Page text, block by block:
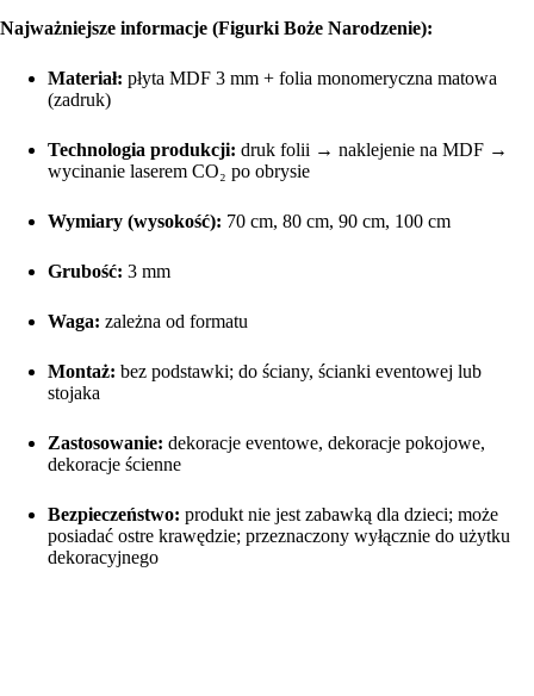
Najważniejsze informacje (Figurki Boże Narodzenie):
Materiał: płyta MDF 3 mm + folia monomeryczna matowa
(zadruk)
Technologia produkcji: druk folii → naklejenie na MDF →
wycinanie laserem CO₂ po obrysie
Wymiary (wysokość): 70 cm, 80 cm, 90 cm, 100 cm
Grubość: 3 mm
Waga: zależna od formatu
Montaż: bez podstawki; do ściany, ścianki eventowej lub
stojaka
Zastosowanie: dekoracje eventowe, dekoracje pokojowe,
dekoracje ścienne
Bezpieczeństwo: produkt nie jest zabawką dla dzieci; może
posiadać ostre krawędzie; przeznaczony wyłącznie do użytku
dekoracyjnego